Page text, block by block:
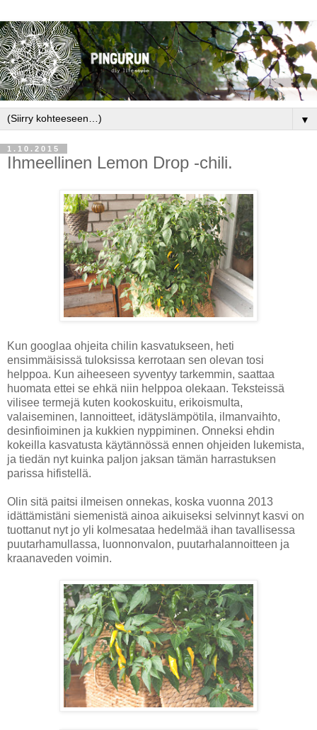
▼
1.10.2015
Ihmeellinen Lemon Drop -chili.
Kun googlaa ohjeita chilin kasvatukseen, heti
ensimmäisissä tuloksissa kerrotaan sen olevan tosi
helppoa. Kun aiheeseen syventyy tarkemmin, saattaa
huomata ettei se ehkä niin helppoa olekaan. Teksteissä
vilisee termejä kuten kookoskuitu, erikoismulta,
valaiseminen, lannoitteet, idätyslämpötila, ilmanvaihto,
desinfioiminen ja kukkien nyppiminen. Onneksi ehdin
kokeilla kasvatusta käytännössä ennen ohjeiden lukemista,
ja tiedän nyt kuinka paljon jaksan tämän harrastuksen
parissa hifistellä.
Olin sitä paitsi ilmeisen onnekas, koska vuonna 2013
idättämistäni siemenistä ainoa aikuiseksi selvinnyt kasvi on
tuottanut nyt jo yli kolmesataa hedelmää ihan tavallisessa
puutarhamullassa, luonnonvalon, puutarhalannoitteen ja
kraanaveden voimin.